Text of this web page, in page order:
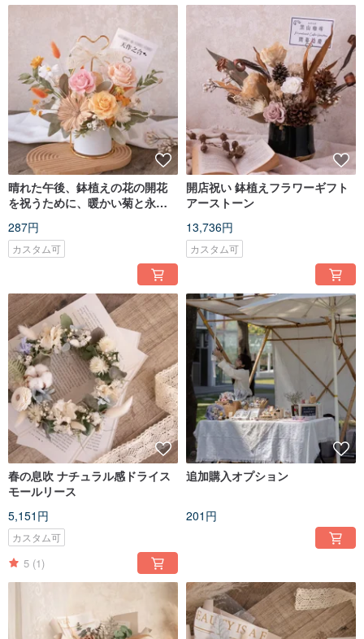
晴れた午後、鉢植えの花の開花
を祝うために、暖かい菊と永遠
287円
カスタム可
開店祝い 鉢植えフラワーギフト
アーストーン
13,736円
カスタム可
春の息吹 ナチュラル感ドライス
モールリース
5,151円
カスタム可
5 (1)
追加購入オプション
201円